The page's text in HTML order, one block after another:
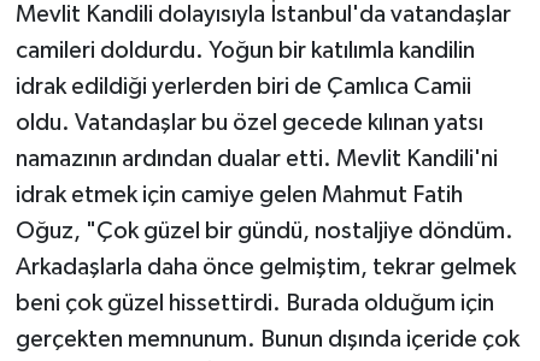
Mevlit Kandili dolayısıyla İstanbul'da vatandaşlar
camileri doldurdu. Yoğun bir katılımla kandilin
idrak edildiği yerlerden biri de Çamlıca Camii
oldu. Vatandaşlar bu özel gecede kılınan yatsı
namazının ardından dualar etti. Mevlit Kandili'ni
idrak etmek için camiye gelen Mahmut Fatih
Oğuz, "Çok güzel bir gündü, nostaljiye döndüm.
Arkadaşlarla daha önce gelmiştim, tekrar gelmek
beni çok güzel hissettirdi. Burada olduğum için
gerçekten memnunum. Bunun dışında içeride çok